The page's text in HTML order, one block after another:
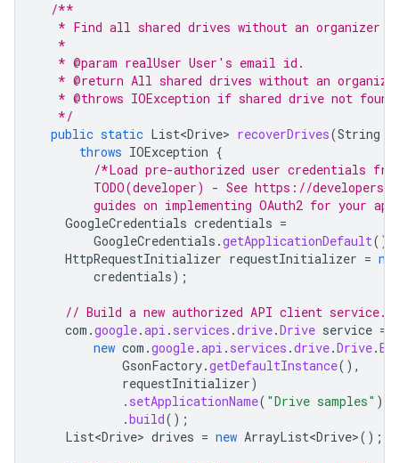
/**
* Find all shared drives without an organizer
   *
   * @param realUser User's email id.
* @return All shared drives without an
* @throws IOException if shared drive not
   */
public static List<Drive> recoverDrives(String
throws IOException {
/*Load pre-authorized user credentials
TODO(developer) - See https://
guides on implementing OAuth2 for your
GoogleCredentials credentials =
GoogleCredentials .getApplicationDefault().
HttpRequestInitializer requestInitializer = new
credentials);
// Build a new authorized API client service.
com .google.api . services .drive.Drive service =
new com .google.api . services .drive.Drive.
GsonFactory.getDefaultInstance(),
requestInitializer)
. setApplicationName( "Drive samples" )
.build();
List<Drive> drives = new ArrayList<Drive>();